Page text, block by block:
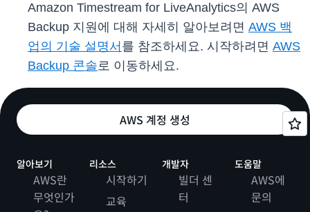
Amazon Timestream for LiveAnalytics의 AWS
Backup 지원에 대해 자세히 알아보려면 AWS 백
업의 기술 설명서 를 참조하세요. 시작하려면 AWS
Backup 콘솔로 이동하세요.
AWS 계정 생성
알아보기
AWS란
무엇인가
리소스
시작하기
교육
개발자
빌더 센
터
도움말
AWS에
문의